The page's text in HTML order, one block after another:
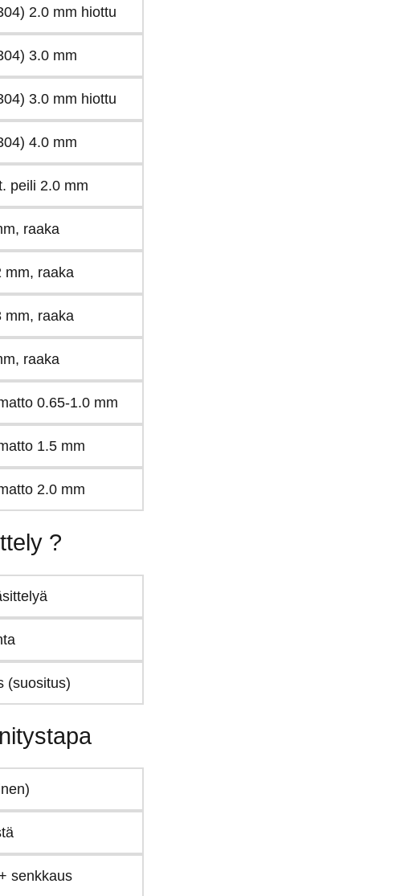
2.0 mm hiottu
3.0 mm
3.0 mm hiottu
4.0 mm
peili 2.0 mm
raaka
mm, raaka
mm, raaka
raaka
0.65-1.0 mm
1.5 mm
2.0 mm
?
(suositus)
senkkaus